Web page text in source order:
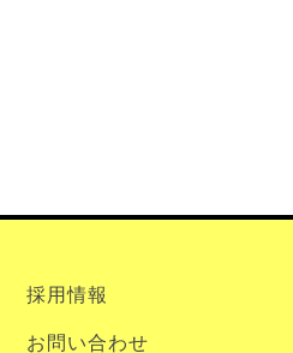
採用情報
お問い合わせ